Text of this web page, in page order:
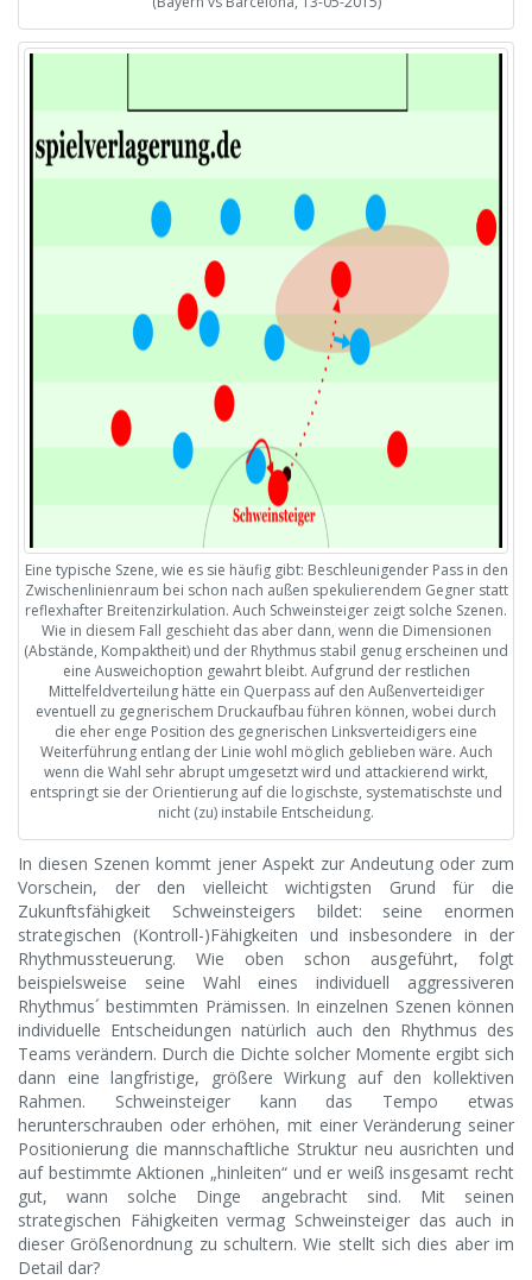
Eine typische Szene, wie es sie häufig gibt: Beschleunigender Pass in den
Zwischenlinienraum bei schon nach außen spekulierendem Gegner statt
reflexhafter Breitenzirkulation. Auch Schweinsteiger zeigt solche Szenen.
Wie in diesem Fall geschieht das aber dann, wenn die Dimensionen
(Abstände, Kompaktheit) und der Rhythmus stabil genug erscheinen und
eine Ausweichoption gewahrt bleibt. Aufgrund der restlichen
Mittelfeldverteilung hätte ein Querpass auf den Außenverteidiger
eventuell zu gegnerischem Druckaufbau führen können, wobei durch
die eher enge Position des gegnerischen Linksverteidigers eine
Weiterführung entlang der Linie wohl möglich geblieben wäre. Auch
wenn die Wahl sehr abrupt umgesetzt wird und attackierend wirkt,
entspringt sie der Orientierung auf die logischste, systematischste und
nicht (zu) instabile Entscheidung.
In diesen Szenen kommt jener Aspekt zur Andeutung oder zum
Vorschein, der den vielleicht wichtigsten Grund für die
Zukunftsfähigkeit Schweinsteigers bildet: seine enormen
strategischen (Kontroll-)Fähigkeiten und insbesondere in der
Rhythmussteuerung. Wie oben schon ausgeführt, folgt
beispielsweise seine Wahl eines individuell aggressiveren
Rhythmus´ bestimmten Prämissen. In einzelnen Szenen können
individuelle Entscheidungen natürlich auch den Rhythmus des
Teams verändern. Durch die Dichte solcher Momente ergibt sich
dann eine langfristige, größere Wirkung auf den kollektiven
Rahmen. Schweinsteiger kann das Tempo etwas
herunterschrauben oder erhöhen, mit einer Veränderung seiner
Positionierung die mannschaftliche Struktur neu ausrichten und
auf bestimmte Aktionen „hinleiten“ und er weiß insgesamt recht
gut, wann solche Dinge angebracht sind. Mit seinen
strategischen Fähigkeiten vermag Schweinsteiger das auch in
dieser Größenordnung zu schultern. Wie stellt sich dies aber im
Detail dar?